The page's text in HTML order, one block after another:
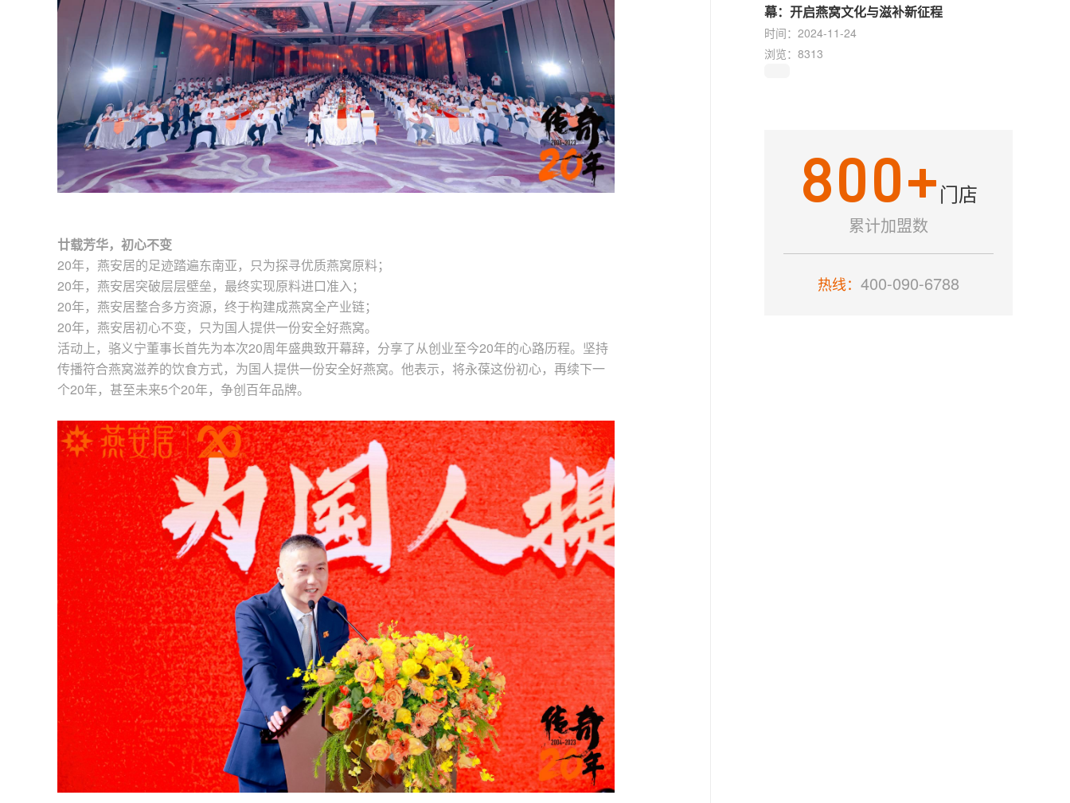
廿载芳华，初心不变
20年，燕安居的足迹踏遍东南亚，只为探寻优质燕窝原料；
20年，燕安居突破层层壁垒，最终实现原料进口准入；
20年，燕安居整合多方资源，终于构建成燕窝全产业链；
20年，燕安居初心不变，只为国人提供一份安全好燕窝。
活动上，骆义宁董事长首先为本次20周年盛典致开幕辞，分享了从创业至今20年的心路历程。坚持
传播符合燕窝滋养的饮食方式，为国人提供一份安全好燕窝。他表示，将永葆这份初心，再续下一
个20年，甚至未来5个20年，争创百年品牌。
幕：开启燕窝文化与滋补新征程
时间：2024-11-24
浏览：8313
800+门店
累计加盟数
热线： 400-090-6788